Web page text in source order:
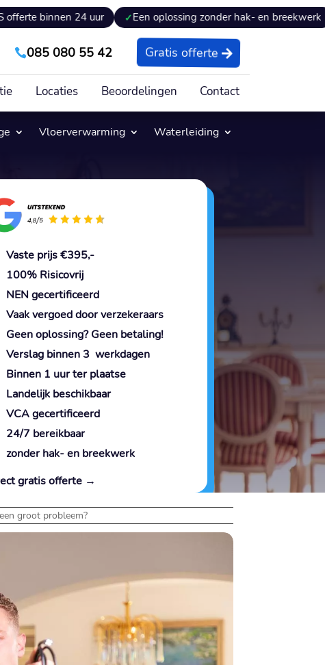
24 uur Een oplossing zonder hak- en breekwerk
085 080 55 42 Gratis offerte
Locaties Beoordelingen Contact
Vloerverwarming Waterleiding
Vaste prijs €395,-
100% Risicovrij
NEN gecertificeerd
Vaak vergoed door verzekeraars
Geen oplossing? Geen betaling!
Verslag binnen 3 werkdagen
Binnen 1 uur ter plaatse
Landelijk beschikbaar
VCA gecertificeerd
24/7 bereikbaar
zonder hak- en breekwerk
gratis offerte →
groot probleem?